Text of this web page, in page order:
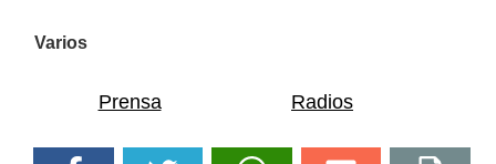
Varios
Prensa Radios